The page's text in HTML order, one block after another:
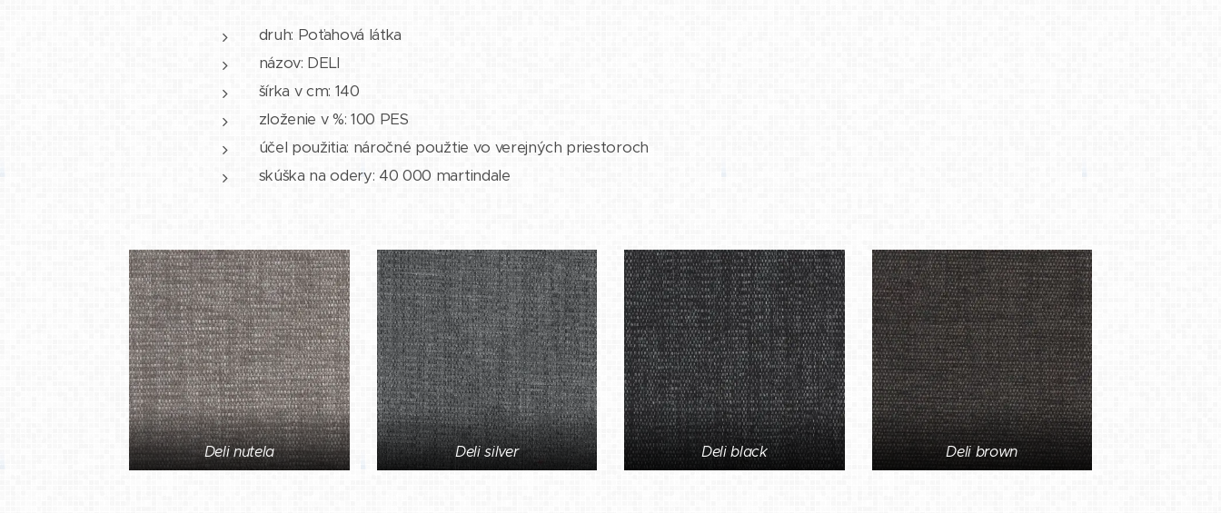
druh: Poťahová látka
názov: DELI
šírka v cm: 140
zloženie v %: 100 PES
účel použitia: náročné použtie vo verejných priestoroch
skúška na odery: 40 000 martindale
Deli nutela Deli silver Deli black Deli brown